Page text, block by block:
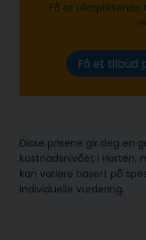
Få et
Få et tilbud
Disse prisene gir deg en
kostnadsnivået i Horten,
kan variere basert på
individuelle vurdering.